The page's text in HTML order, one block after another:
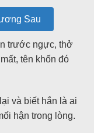
Sau
trước ngực, thở
tên khốn đó
và biết hắn là ai
hận trong lòng.